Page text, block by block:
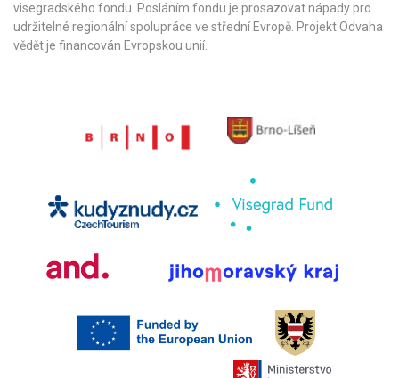
visegradského fondu . Posláním fondu je prosazovat nápady pro
udržitelné regionální spolupráce ve střední Evropě. Projekt Odvaha
vědět je financován Evropskou unií.